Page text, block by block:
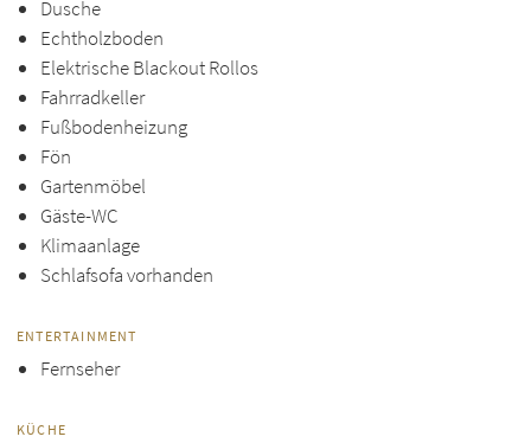
Dusche
Echtholzboden
Elektrische Blackout Rollos
Fahrradkeller
Fußbodenheizung
Fön
Gartenmöbel
Gäste-WC
Klimaanlage
Schlafsofa vorhanden
ENTERTAINMENT
Fernseher
KÜCHE